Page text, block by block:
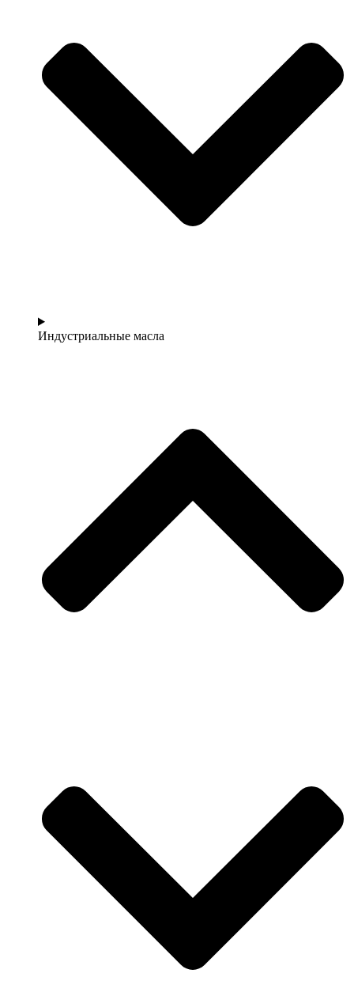
Индустриальные масла